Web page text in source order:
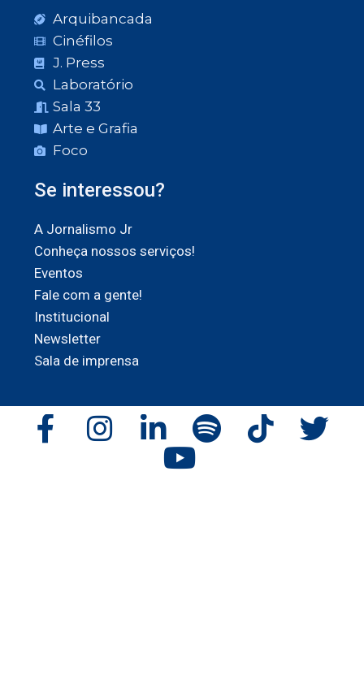
Arquibancada
Cinéfilos
J. Press
Laboratório
Sala 33
Arte e Grafia
Foco
Se interessou?
A Jornalismo Jr
Conheça nossos serviços!
Eventos
Fale com a gente!
Institucional
Newsletter
Sala de imprensa